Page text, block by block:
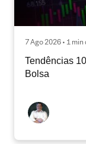
7 Ago 2026 • 1
Tendências
Bolsa